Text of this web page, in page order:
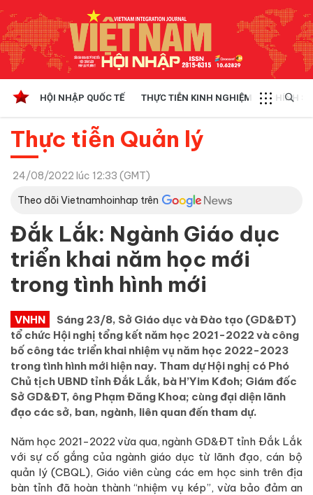
HỘI NHẬP QUỐC TẾ THỰC TIỄN KINH NGHIỆM CHÍNH
Thực tiễn Quản lý
24/08/2022 lúc 12:33 (GMT)
Theo dõi Vietnamhoinhap trên
Đắk Lắk: Ngành Giáo dục
triển khai năm học mới
trong tình hình mới
VNHN
Sáng 23/8, Sở Giáo dục và Đào tạo (GD&ĐT)
tổ chức Hội nghị tổng kết năm học 2021-2022 và công
bố công tác triển khai nhiệm vụ năm học 2022-2023
trong tình hình mới hiện nay. Tham dự Hội nghị có Phó
Chủ tịch UBND tỉnh Đắk Lắk, bà H’Yim Kđoh; Giám đốc
Sở GD&ĐT, ông Phạm Đăng Khoa; cùng đại diện lãnh
đạo các sở, ban, ngành, liên quan đến tham dự.
Năm học 2021-2022 vừa qua, ngành GD&ĐT tỉnh Đắk Lắk
với sự cố gắng của ngành giáo dục từ lãnh đạo, cán bộ
quản lý (CBQL), Giáo viên cùng các em học sinh trên địa
bàn tỉnh đã hoàn thành “nhiệm vụ kép”, vừa bảo đảm an